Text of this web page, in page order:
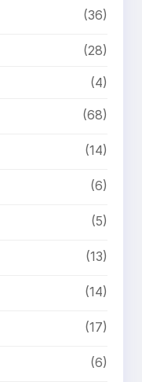
(36)
(28)
(4)
(68)
(14)
(6)
(5)
(13)
(14)
(17)
(6)